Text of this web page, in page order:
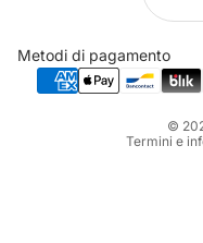
Metodi di pagamento
©
Termini e
Informativa sulla privacy
Termini e condizioni del